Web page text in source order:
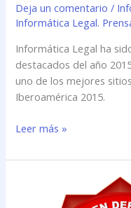
Deja un comentario /
Informática Legal.
Informática Legal ha
destacados del año
uno de los mejores
Iberoamérica 2015.
Leer más »